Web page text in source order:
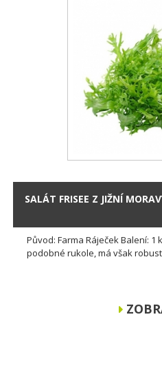
SALÁT FRISEE Z JIŽNÍ
Původ: Farma Ráječek Balení:
podobné rukole, má však